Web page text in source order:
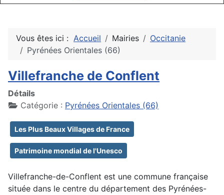
Vous êtes ici : Accueil Mairies
Occitanie
Pyrénées Orientales (66)
Villefranche de Conflent
Détails
Catégorie : Pyrénées Orientales (66)
Les Plus Beaux Villages de France
Patrimoine mondial de l'Unesco
Villefranche-de-Conflent est une commune française
située dans le centre du département des Pyrénées-